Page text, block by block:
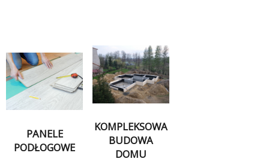
PANELE
PODŁOGOWE
KOMPLEKSOWA
BUDOWA
DOMU